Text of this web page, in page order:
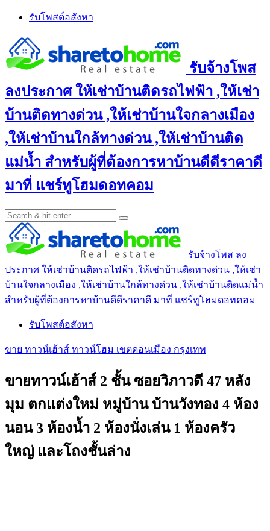
Skip
content
รับโพสต์อสังหา
รับจ้างโพส
ลงประกาศ ให้เช่าบ้านติดรถไฟฟ้า ,ให้เช่า
บ้านติดทางด่วน ,ให้เช่าบ้านใจกลางเมือง
,ให้เช่าบ้านใกล้ทางด่วน ,ให้เช่าบ้านติด
แม่น้ำ สำหรับผู้ที่ต้องการหาบ้านดีดีราคาดี
มาที่ แชร์ทูโฮมดอทคอม
รับจ้างโพส ลง
ประกาศ ให้เช่าบ้านติดรถไฟฟ้า ,ให้เช่าบ้านติดทางด่วน ,ให้เช่า
บ้านใจกลางเมือง ,ให้เช่าบ้านใกล้ทางด่วน ,ให้เช่าบ้านติดแม่น้ำ
สำหรับผู้ที่ต้องการหาบ้านดีดีราคาดี มาที่ แชร์ทูโฮมดอทคอม
รับโพสต์อสังหา
ขาย ทาวน์เฮ้าส์ ทาวน์โฮม เขตดอนเมือง กรุงเทพ
ขายทาวน์เฮ้าส์ 2 ชั้น ซอยวิภาวดี 47 หลัง
มุม ตกแต่งใหม่ หมู่บ้าน บ้านวังทอง 4 ห้อง
นอน 3 ห้องน้ำ 2 ห้องนั่งเล่น 1 ห้องครัว
ใหญ่ และโถงชั้นล่าง